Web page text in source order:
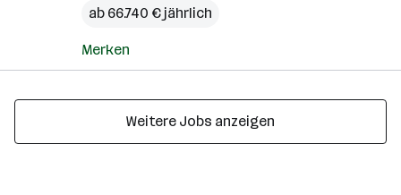
ab 66.740 € jährlich
Merken
Weitere Jobs anzeigen